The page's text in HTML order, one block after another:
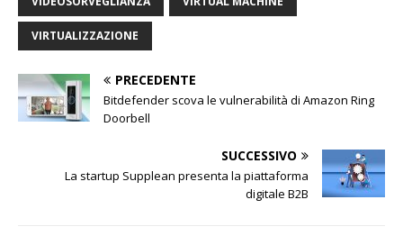
VIRTUALIZZAZIONE
PRECEDENTE
Bitdefender scova le vulnerabilità di Amazon Ring
Doorbell
SUCCESSIVO
La startup Supplean presenta la piattaforma
digitale B2B